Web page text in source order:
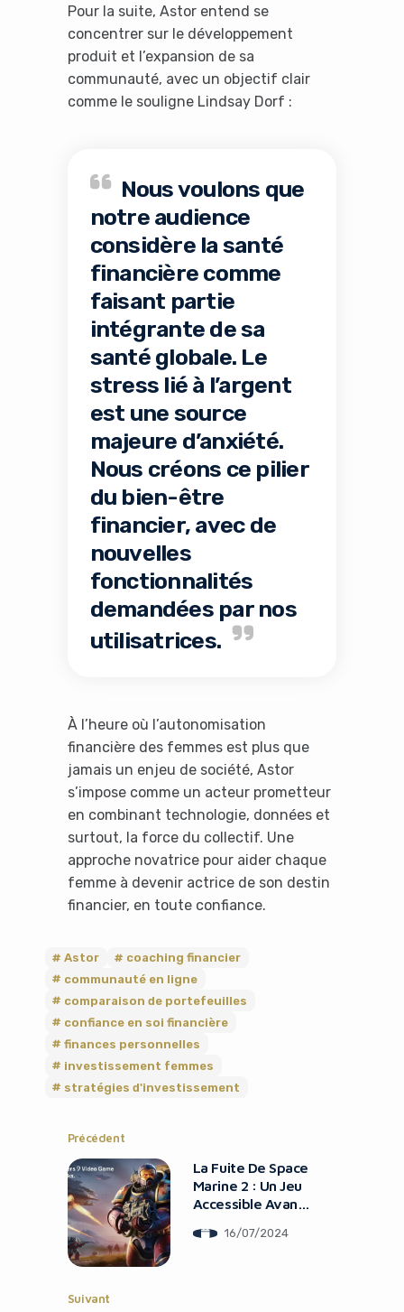
Pour la suite, Astor entend se
concentrer sur le développement
produit et l’expansion de sa
communauté, avec un objectif clair
comme le souligne Lindsay Dorf :
Nous voulons que
notre audience
considère la santé
financière comme
faisant partie
intégrante de sa
santé globale. Le
stress lié à l’argent
est une source
majeure d’anxiété.
Nous créons ce pilier
du bien-être
financier, avec de
nouvelles
fonctionnalités
demandées par nos
utilisatrices.
À l’heure où l’autonomisation
financière des femmes est plus que
jamais un enjeu de société, Astor
s’impose comme un acteur prometteur
en combinant technologie, données et
surtout, la force du collectif. Une
approche novatrice pour aider chaque
femme à devenir actrice de son destin
financier, en toute confiance.
Astor
coaching financier
communauté en ligne
comparaison de portefeuilles
confiance en soi financière
finances personnelles
investissement femmes
stratégies d'investissement
Précédent
La Fuite De Space
Marine 2 : Un Jeu
Accessible Avant
16/07/2024
Suivant
Yes, I will turn off Ad-Blocker
No Thanks